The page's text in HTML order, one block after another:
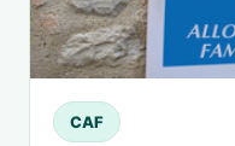
CAF